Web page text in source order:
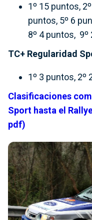
1º 15 puntos,
puntos, 5º 6
8º 4 puntos, 9º
TC+ Regularidad
1º 3 puntos, 2º
Clasificaciones
Sport hasta el
pdf)